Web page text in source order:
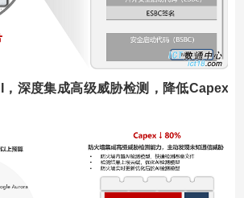
，深度集成高级威胁检测，降低Capex